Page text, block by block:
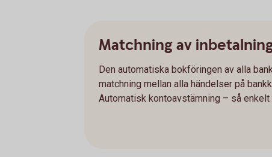
Matchning av
Den automatiska bokföringen av alla
matchning mellan alla händelser på
Automatisk kontoavstämning – så enkelt